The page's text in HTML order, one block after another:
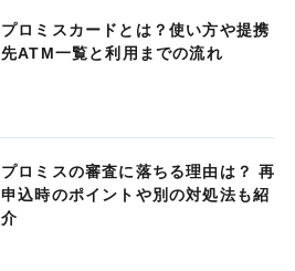
プロミスカードとは？使い方や提携
先ATM一覧と利用までの流れ
プロミスの審査に落ちる理由は？ 再
申込時のポイントや別の対処法も紹
介